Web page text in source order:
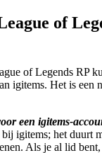
of
of Legends RP
igitems. Het is een
een igitems-
igitems; het duurt
Als je al lid